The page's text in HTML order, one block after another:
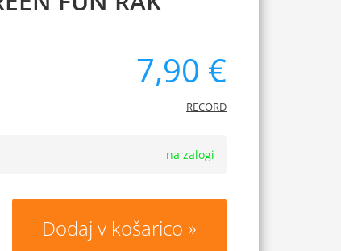
7,90 €
RECORD
na zalogi
Dodaj v košarico